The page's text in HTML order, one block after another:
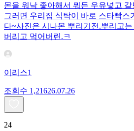
몬을 워낙 좋아해서 뭐든 우유넣고
그러면 우리집 식탁이 바로 스타빡스
다~사진은 시나몬 뿌리기전.뿌리고
버리고 먹어버린.ㅋ
이리스1
조회수 1,21626.07.26
24